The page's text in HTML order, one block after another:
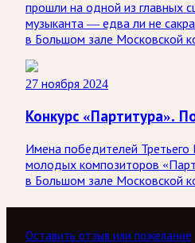
прошли на одной из главных
музыканта — едва ли не
в Большом зале Московской
27 ноября 2024
Конкурс «Партитура».
Имена победителей Третьего
молодых композиторов
в Большом зале Московской
Оставить отзыв или пожелание